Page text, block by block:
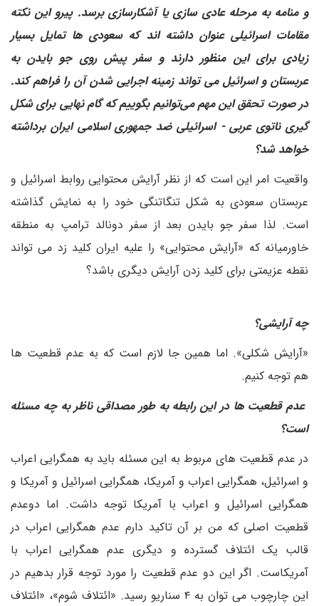
و منامه به مرحله عادی سازی یا آشکارسازی برسد. پیرو این نکته
مقامات اسرائیلی عنوان داشته اند که سعودی ها تمایل بسیار
زیادی برای این منظور دارند و سفر پیش روی جو بایدن به
عربستان و اسرائیل می تواند زمینه اجرایی شدن آن را فراهم کند.
در صورت تحقق این مهم می‌توانیم بگوییم که گام نهایی برای شکل
گیری ناتوی عربی - اسرائیلی ضد جمهوری اسلامی ایران برداشته
خواهد شد؟
واقعیت امر این است که از نظر آرایش محتوایی روابط اسرائیل و
عربستان سعودی به شکل تنگاتنگی خود را به نمایش گذاشته
است. لذا سفر جو بایدن بعد از سفر دونالد ترامپ به منطقه
خاورمیانه که «آرایش محتوایی» را علیه ایران کلید زد می تواند
نقطه عزیمتی برای کلید زدن آرایش دیگری باشد؟
چه آرایشی؟
«آرایش شکلی». اما همین جا لازم است که به عدم قطعیت ها
هم توجه کنیم.
عدم قطعیت ها در این رابطه به طور مصداقی ناظر به چه مسئله
است؟
در عدم قطعیت های مربوط به این مسئله باید به همگرایی اعراب
و اسرائیل، همگرایی اعراب و آمریکا، همگرایی اسرائیل و آمریکا و
همگرایی اسرائیل و اعراب با آمریکا توجه داشت. اما دوعدم
قطعیت اصلی که من بر آن تاکید دارم عدم همگرایی اعراب در
قالب یک ائتلاف گسترده و دیگری عدم همگرایی اعراب با
آمریکاست. اگر این دو عدم قطعیت را مورد توجه قرار بدهیم در
این چارچوب می توان به ۴ سناریو رسید. «ائتلاف شوم»، «ائتلاف